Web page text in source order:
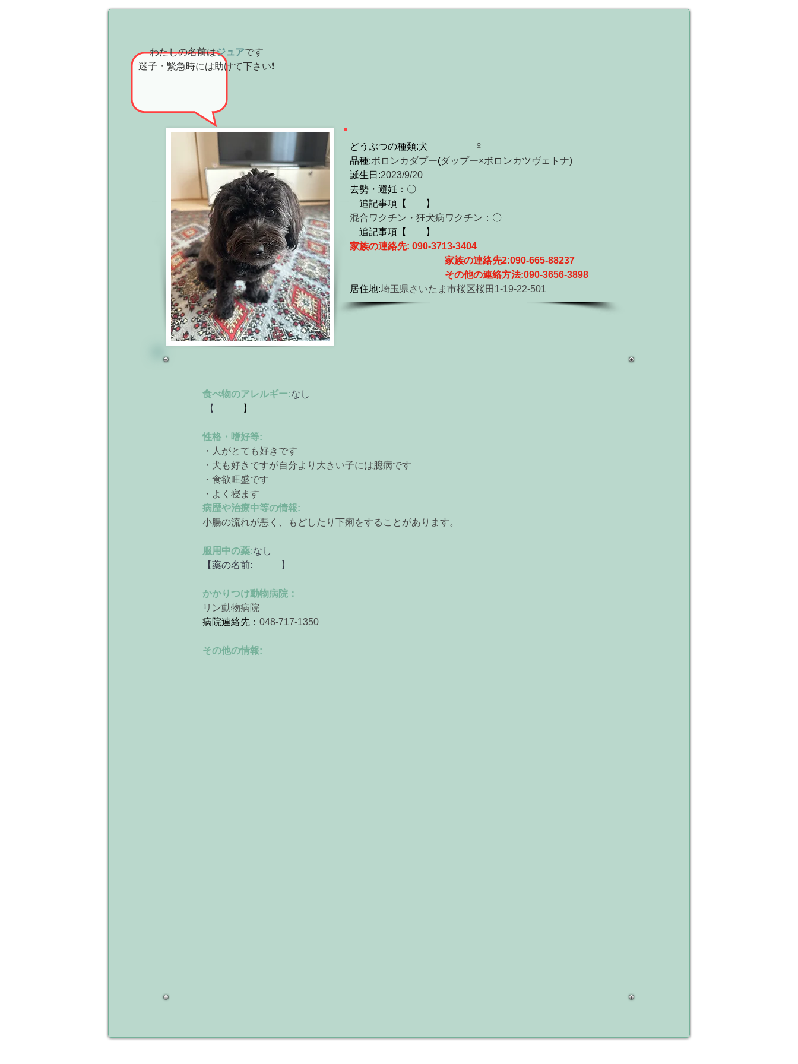
わたしの名前はジュアです
迷子・緊急時には助けて下さい❗️
どうぶつの種類:犬
品種:ボロンカダプー(ダップー×ボロンカツヴェトナ)
誕生日:2023/9/20
去勢・避妊：〇
追記事項【　　】
混合ワクチン・狂犬病ワクチン： 〇
追記事項【　　】
家族の連絡先: 090-3713-3404
家族の連絡先2:090-665-88237
その他の連絡方法:090-3656-3898
居住地:埼玉県さいたま市桜区桜田1-19-22-501
♀
食べ物のアレルギー:なし
【
】
性格・嗜好等:
・人がとても好きです
・犬も好きですが自分より大きい子には臆病です
・食欲旺盛です
・よく寝ます
病歴や治療中等の情報:
小腸の流れが悪く、もどしたり下痢をすることがあります。
服用中の薬:なし
【薬の名前:
】
かかりつけ動物病院：
リン動物病院
病院連絡先： 048-717-1350
その他の情報: